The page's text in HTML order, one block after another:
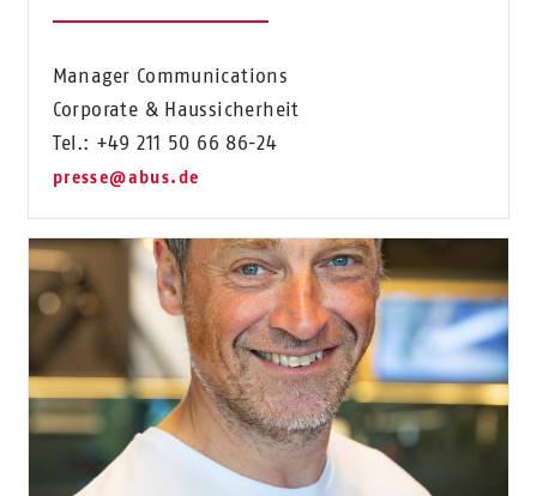
Manager Communications
Corporate & Haussicherheit
Tel.: +49 211 50 66 86-24
presse@abus.de